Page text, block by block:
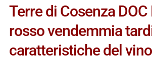
Terre di Cosenza DOC
rosso vendemmia
caratteristiche del vino